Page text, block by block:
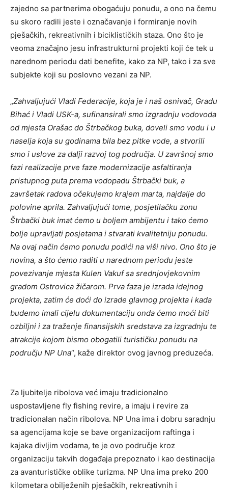
zajedno sa partnerima obogaćuju ponudu, a ono na čemu
su skoro radili jeste i označavanje i formiranje novih
pješačkih, rekreativnih i biciklističkih staza. Ono što je
veoma značajno jesu infrastrukturni projekti koji će tek u
narednom periodu dati benefite, kako za NP, tako i za sve
subjekte koji su poslovno vezani za NP.
„Zahvaljujući Vladi Federacije, koja je i naš osnivač, Gradu
Bihać i Vladi USK-a, sufinansirali smo izgradnju vodovoda
od mjesta Orašac do Štrbačkog buka, doveli smo vodu i u
naselja koja su godinama bila bez pitke vode, a stvorili
smo i uslove za dalji razvoj tog područja. U završnoj smo
fazi realizacije prve faze modernizacije asfaltiranja
pristupnog puta prema vodopadu Štrbački buk, a
završetak radova očekujemo krajem marta, najdalje do
polovine aprila. Zahvaljujući tome, posjetilačku zonu
Štrbački buk imat ćemo u boljem ambijentu i tako ćemo
bolje upravljati posjetama i stvarati kvalitetniju ponudu.
Na ovaj način ćemo ponudu podići na viši nivo. Ono što je
novina, a što ćemo raditi u narednom periodu jeste
povezivanje mjesta Kulen Vakuf sa srednjovjekovnim
gradom Ostrovica žičarom. Prva faza je izrada idejnog
projekta, zatim će doći do izrade glavnog projekta i kada
budemo imali cijelu dokumentaciju onda ćemo moći biti
ozbiljni i za traženje finansijskih sredstava za izgradnju te
atrakcije kojom bismo obogatili turističku ponudu na
području NP Una“, kaže direktor ovog javnog preduzeća.
Za ljubitelje ribolova već imaju tradicionalno
uspostavljene fly fishing revire, a imaju i revire za
tradicionalan način ribolova. NP Una ima i dobru saradnju
sa agencijama koje se bave organizacijom raftinga i
kajaka divljim vodama, te je ovo područje kroz
organizaciju takvih događaja prepoznato i kao destinacija
za avanturističke oblike turizma. NP Una ima preko 200
kilometara obilježenih pješačkih, rekreativnih i